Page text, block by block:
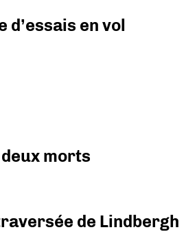
en vol
morts
de Lindbergh